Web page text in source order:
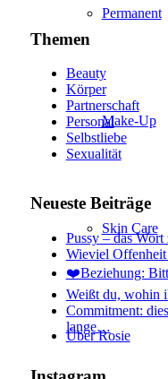
Permanent
Make-Up
Skin Care
Über Rosie
Themen
Beauty
Körper
Partnerschaft
Personal
Selbstliebe
Sexualität
Neueste Beiträge
Pussy – das
Wieviel
❤️Beziehung:
Weißt du, wohin
Commitment:
lange…